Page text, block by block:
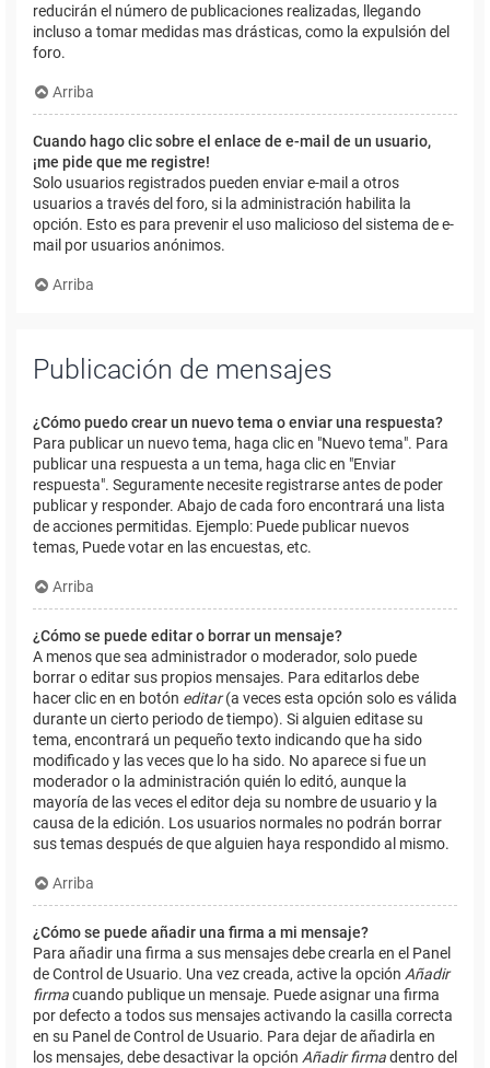
reducirán el número de publicaciones realizadas, llegando
incluso a tomar medidas mas drásticas, como la expulsión del
foro.
Arriba
Cuando hago clic sobre el enlace de e-mail de un usuario,
¡me pide que me registre!
Solo usuarios registrados pueden enviar e-mail a otros
usuarios a través del foro, si la administración habilita la
opción. Esto es para prevenir el uso malicioso del sistema de e-
mail por usuarios anónimos.
Arriba
Publicación de mensajes
¿Cómo puedo crear un nuevo tema o enviar una respuesta?
Para publicar un nuevo tema, haga clic en "Nuevo tema". Para
publicar una respuesta a un tema, haga clic en "Enviar
respuesta". Seguramente necesite registrarse antes de poder
publicar y responder. Abajo de cada foro encontrará una lista
de acciones permitidas. Ejemplo: Puede publicar nuevos
temas, Puede votar en las encuestas, etc.
Arriba
¿Cómo se puede editar o borrar un mensaje?
A menos que sea administrador o moderador, solo puede
borrar o editar sus propios mensajes. Para editarlos debe
hacer clic en en botón editar(a veces esta opción solo es válida
durante un cierto periodo de tiempo). Si alguien editase su
tema, encontrará un pequeño texto indicando que ha sido
modificado y las veces que lo ha sido. No aparece si fue un
moderador o la administración quién lo editó, aunque la
mayoría de las veces el editor deja su nombre de usuario y la
causa de la edición. Los usuarios normales no podrán borrar
sus temas después de que alguien haya respondido al mismo.
Arriba
¿Cómo se puede añadir una firma a mi mensaje?
Para añadir una firma a sus mensajes debe crearla en el Panel
de Control de Usuario. Una vez creada, active la opción Añadir
firmacuando publique un mensaje. Puede asignar una firma
por defecto a todos sus mensajes activando la casilla correcta
en su Panel de Control de Usuario. Para dejar de añadirla en
los mensajes, debe desactivar la opción Añadir firmadentro del